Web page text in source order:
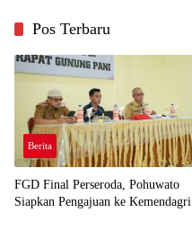
Pos Terbaru
Berita
FGD Final Perseroda, Pohuwato
Siapkan Pengajuan ke Kemendagri